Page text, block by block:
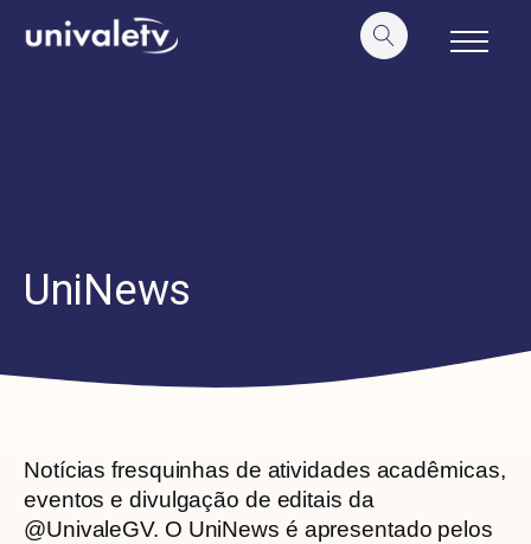
conteúdo
UniNews
Notícias fresquinhas de atividades acadêmicas,
eventos e divulgação de editais da
@UnivaleGV. O UniNews é apresentado pelos